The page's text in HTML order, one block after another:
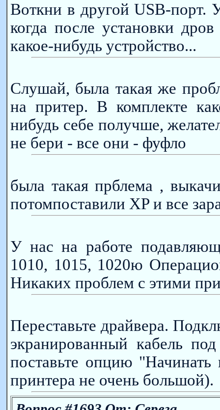
Воткни в другой USB-порт.
когда после установки
какое-нибудь устройство...
Слушай, была такая же
на притер. В комплекте
нибудь себе получше,
не бери - все они - фуфло
была такая прблема ,
потомпоставили XP и все
У нас на работе
1010, 1015, 1020ю
Никаких проблем с этими
Переставьте драйвера.
экранированный кабель
поставьте опцию "Начинать
принтера не очень большой).